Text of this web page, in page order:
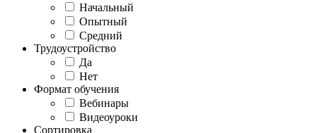
Начальный
Опытный
Средний
Трудоустройство
Да
Нет
Формат обучения
Вебинары
Видеоуроки
Сортировка